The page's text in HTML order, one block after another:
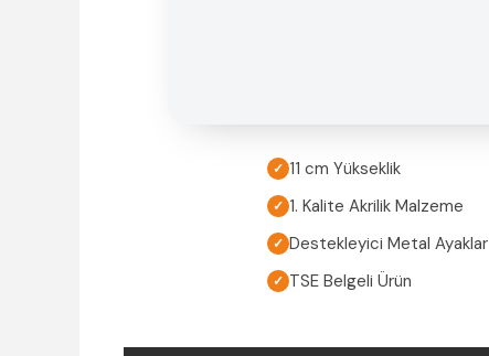
✓ 11 cm Yükseklik
✓ 1. Kalite Akrilik Malzeme
✓ Destekleyici Metal Ayaklar
✓ TSE Belgeli Ürün